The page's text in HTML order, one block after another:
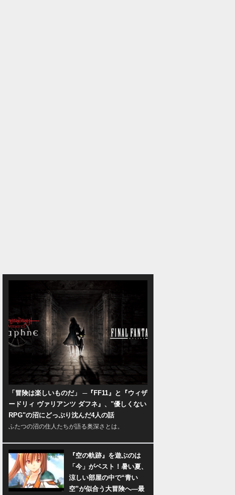
「冒険は楽しいものだ」 ─『FF11』と『ウィザ
ードリィ ヴァリアンツ ダフネ』、"優しくない
RPG"の沼にどっぷり沈んだ4人の話
ふたつの沼の住人たちが語る奥深さとは。
『空の軌跡』を遊ぶのは
「今」がベスト！暑い夏、
涼しい部屋の中で“青い
空”が似合う大冒険へ―最